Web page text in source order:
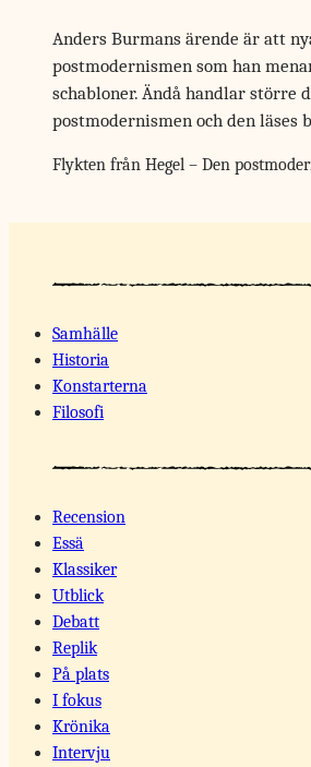
Anders Burmans ärende är att
postmodernismen som han
schabloner. Ändå handlar större
postmodernismen och den läses
Flykten från Hegel – Den
Samhälle
Historia
Konstarterna
Filosofi
Recension
Essä
Klassiker
Utblick
Debatt
Replik
På plats
I fokus
Krönika
Intervju